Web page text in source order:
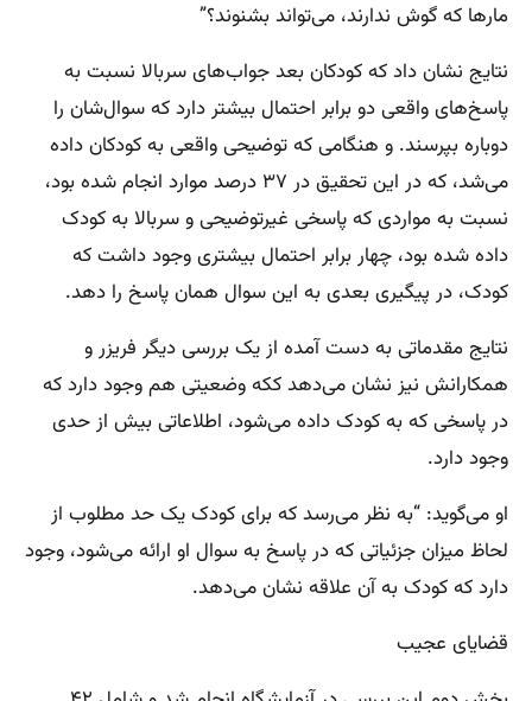
مارها که گوش ندارند، می‌تواند بشنوند؟”
نتایج نشان داد که کودکان بعد جواب‌های سربالا نسبت به
پاسخ‌های واقعی دو برابر احتمال بیشتر دارد که سوال‌شان را
دوباره بپرسند. و هنگامی که توضیحی واقعی به کودکان داده
می‌شد، که در این تحقیق در ۳۷ درصد موارد انجام شده بود،
نسبت به مواردی که پاسخی غیرتوضیحی و سربالا به کودک
داده شده بود، چهار برابر احتمال بیشتری وجود داشت که
کودک، در پیگیری بعدی به این سوال همان پاسخ را دهد.
نتایج مقدماتی به دست آمده از یک بررسی دیگر فریزر و
همکارانش نیز نشان می‌دهد ککه وضعیتی هم وجود دارد که
در پاسخی که به کودک داده می‌شود، اطلاعاتی بیش از حدی
وجود دارد.
او می‌گوید: “به نظر می‌رسد که برای کودک یک حد مطلوب از
لحاظ میزان جزئیاتی که در پاسخ به سوال او ارائه می‌شود، وجود
دارد که کودک به آن علاقه نشان می‌دهد.
قضایای عجیب